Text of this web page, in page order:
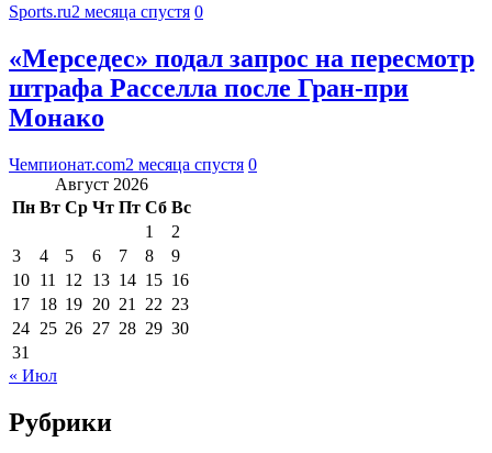
Sports.ru2 месяца спустя 0
«Мерседес» подал запрос на пересмотр
штрафа Расселла после Гран-при
Монако
Чемпионат.com2 месяца спустя 0
Август 2026
Пн Вт Ср Чт Пт Сб Вс
1
2
3
4 5 6 7 8
9
10 11 12 13 14 15 16
17 18 19 20 21 22 23
24 25 26 27 28 29 30
31
« Июл
Рубрики